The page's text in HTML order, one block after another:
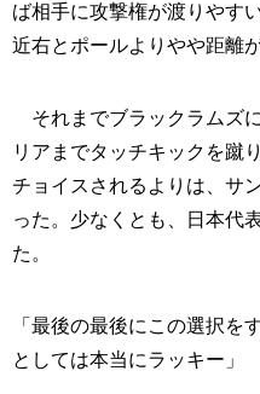
ば相手に攻撃権が渡りやす
近右とポールよりやや距離が
それまでブラックラムズ
リアまでタッチキックを蹴
チョイスされるよりは、サ
った。少なくとも、日本代
た。
「最後の最後にこの選択を
としては本当にラッキー」